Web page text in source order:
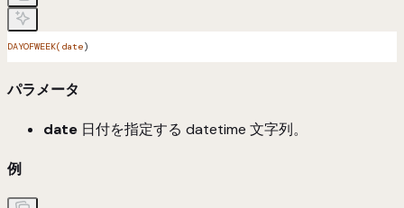
DAYOFWEEK(date)
パラメータ
date 日付を指定する datetime 文字列。
例